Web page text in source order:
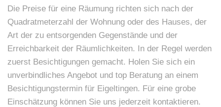
Die Preise für eine Räumung richten sich nach der
Quadratmeterzahl der Wohnung oder des Hauses, der
Art der zu entsorgenden Gegenstände und der
Erreichbarkeit der Räumlichkeiten. In der Regel werden
zuerst Besichtigungen gemacht. Holen Sie sich ein
unverbindliches Angebot und top Beratung an einem
Besichtigungstermin für Eigeltingen. Für eine grobe
Einschätzung können Sie uns jederzeit kontaktieren.